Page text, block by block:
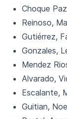
Choque
Reinoso,
Gutiérrez,
Gonzales,
Mendez
Alvarado,
Escalante,
Guitian,